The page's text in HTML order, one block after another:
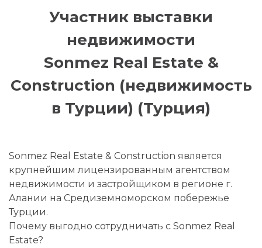
Участник выставки
недвижимости
Sonmez Real Estate &
Construction (недвижимость
в Турции) (Турция)
Sonmez Real Estate & Construction является
крупнейшим лицензированным агентством
недвижимости и застройщиком в регионе г.
Алании на Средиземноморском побережье
Турции.
Почему выгодно сотрудничать с Sonmez Real
Estate?